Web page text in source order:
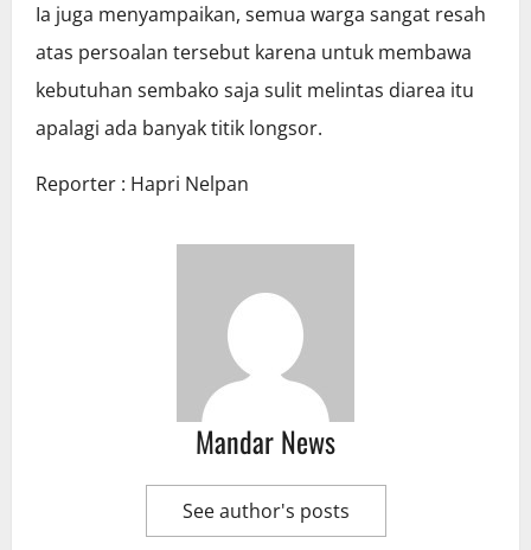
Ia juga menyampaikan, semua warga sangat resah
atas persoalan tersebut karena untuk membawa
kebutuhan sembako saja sulit melintas diarea itu
apalagi ada banyak titik longsor.
Reporter : Hapri Nelpan
Mandar News
See author's posts